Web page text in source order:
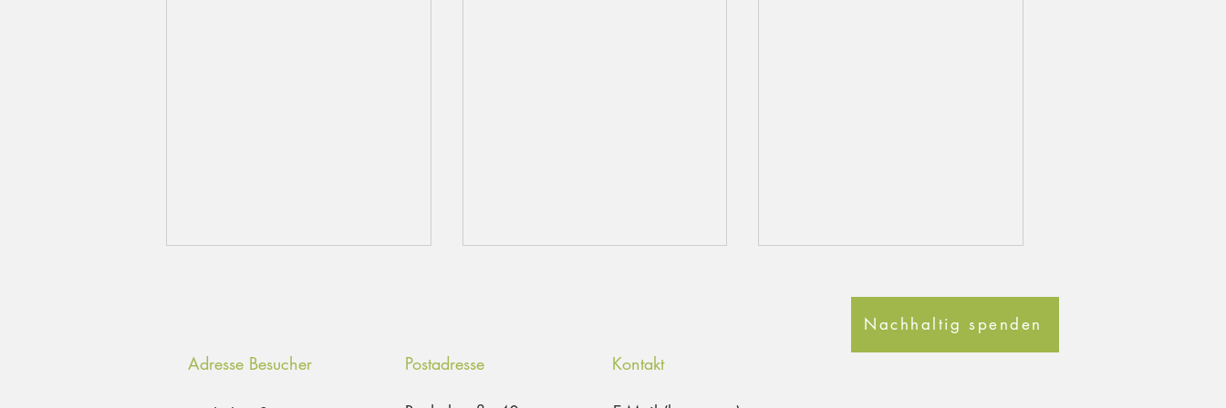
Adresse Besucher Postadresse Kontakt
Nachhaltig spenden